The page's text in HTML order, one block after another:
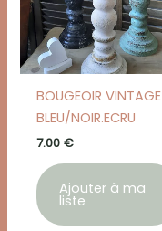
BOUGEOIR VINTAGE
BLEU/NOIR.ECRU
7.00 €
Ajouter à ma
liste